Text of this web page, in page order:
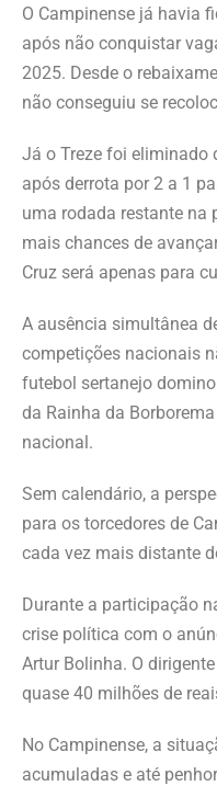
O Campinense já havia
após não conquistar
2025. Desde o
não conseguiu se
Já o Treze foi eliminado
após derrota por 2 a 1
uma rodada restante na
mais chances de
Cruz será apenas para
A ausência simultânea
competições nacionais
futebol sertanejo
da Rainha da
nacional.
Sem calendário, a
para os torcedores de
cada vez mais distante
Durante a participação
crise política com o
Artur Bolinha. O
quase 40 milhões de
No Campinense, a
acumuladas e até